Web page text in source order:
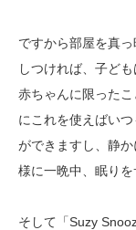
ですから部屋を真
しつければ、子ど
赤ちゃんに限った
にこれを使えばい
ができますし、静
様に一晩中、眠りを
そして「Suzy